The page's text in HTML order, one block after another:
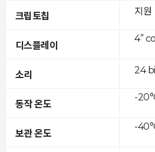
크립토칩
디스플레이
소리
동작 온도
보관 온도
지원
4”
24
-
-